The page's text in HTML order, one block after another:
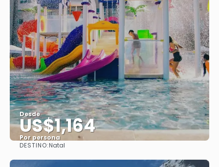
Desde
US$1,164
Por persona
DESTINO:Natal